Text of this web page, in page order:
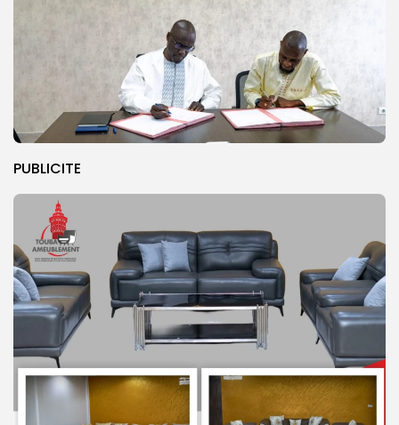
PUBLICITE